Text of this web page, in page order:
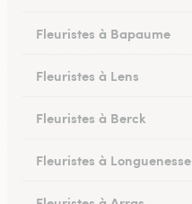
Fleuristes à Bapaume
Fleuristes à Lens
Fleuristes à Berck
Fleuristes à Longuenesse